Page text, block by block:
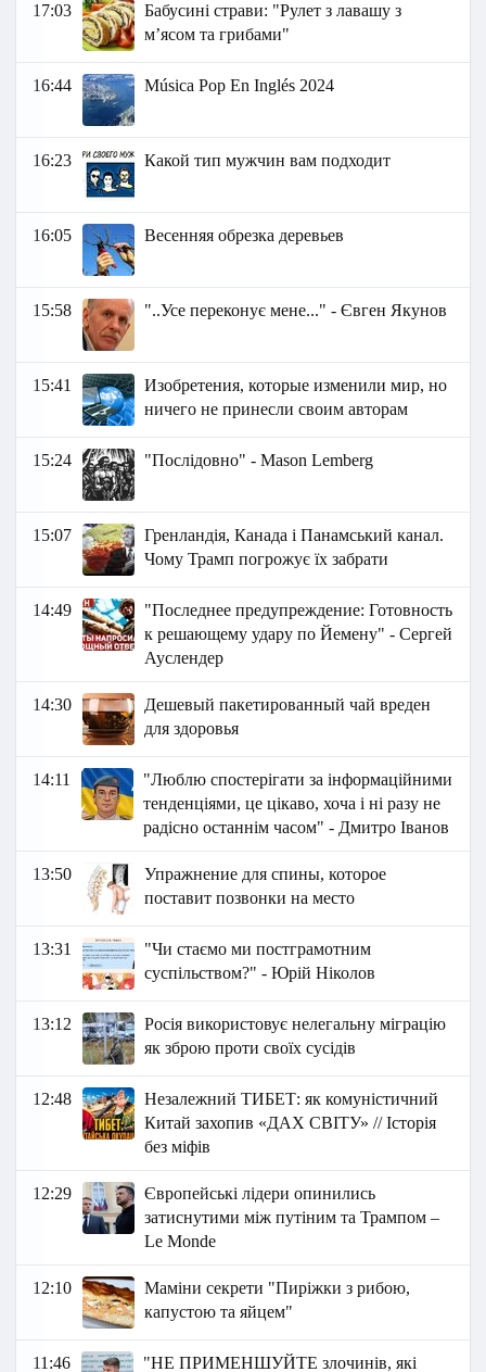
17:03
Бабусині страви: "Рулет з лавашу з
м’ясом та грибами"
16:44 Música Pop En Inglés 2024
16:23 Какой тип мужчин вам подходит
16:05 Весенняя обрезка деревьев
15:58 "..Усе переконує мене..." - Євген Якунов
15:41
Изобретения, которые изменили мир, но
ничего не принесли своим авторам
15:24 "Послідовно" - Маson Lemberg
15:07
Гренландія, Канада і Панамський канал.
Чому Трамп погрожує їх забрати
14:49
"Последнее предупреждение: Готовность
к решающему удару по Йемену" - Сергей
Ауслендер
14:30
Дешевый пакетированный чай вреден
для здоровья
14:11
"Люблю спостерігати за інформаційними
тенденціями, це цікаво, хоча і ні разу не
радісно останнім часом" - Дмитро Іванов
13:50
Упражнение для спины, которое
поставит позвонки на место
13:31
"Чи стаємо ми постграмотним
суспільством?" - Юрій Ніколов
13:12
Росія використовує нелегальну міграцію
як зброю проти своїх сусідів
12:48
Незалежний ТИБЕТ: як комуністичний
Китай захопив «ДАХ СВІТУ» // Історія
без міфів
12:29
Європейські лідери опинились
затиснутими між путіним та Трампом –
Le Monde
12:10
Маміни секрети "Пиріжки з рибою,
капустою та яйцем"
11:46 "НЕ ПРИМЕНШУЙТЕ злочинів, які